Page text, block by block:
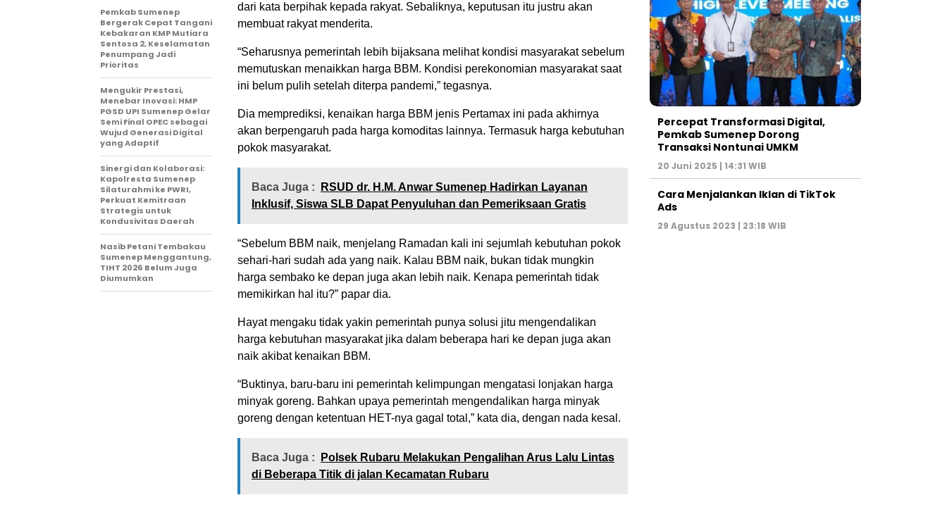
dari kata berpihak kepada rakyat. Sebaliknya, keputusan itu justru akan
membuat rakyat menderita.
“Seharusnya pemerintah lebih bijaksana melihat kondisi masyarakat sebelum
memutuskan menaikkan harga BBM. Kondisi perekonomian masyarakat saat
ini belum pulih setelah diterpa pandemi,” tegasnya.
Dia memprediksi, kenaikan harga BBM jenis Pertamax ini pada akhirnya
akan berpengaruh pada harga komoditas lainnya. Termasuk harga kebutuhan
pokok masyarakat.
Baca Juga :
RSUD dr. H.M. Anwar Sumenep Hadirkan Layanan
Inklusif, Siswa SLB Dapat Penyuluhan dan Pemeriksaan Gratis
“Sebelum BBM naik, menjelang Ramadan kali ini sejumlah kebutuhan pokok
sehari-hari sudah ada yang naik. Kalau BBM naik, bukan tidak mungkin
harga sembako ke depan juga akan lebih naik. Kenapa pemerintah tidak
memikirkan hal itu?” papar dia.
Hayat mengaku tidak yakin pemerintah punya solusi jitu mengendalikan
harga kebutuhan masyarakat jika dalam beberapa hari ke depan juga akan
naik akibat kenaikan BBM.
“Buktinya, baru-baru ini pemerintah kelimpungan mengatasi lonjakan harga
minyak goreng. Bahkan upaya pemerintah mengendalikan harga minyak
goreng dengan ketentuan HET-nya gagal total,” kata dia, dengan nada kesal.
Baca Juga :
Polsek Rubaru Melakukan Pengalihan Arus Lalu Lintas
di Beberapa Titik di jalan Kecamatan Rubaru
Pemkab Sumenep
Bergerak Cepat Tangani
Kebakaran KMP Mutiara
Sentosa 2, Keselamatan
Penumpang Jadi
Prioritas
Mengukir Prestasi,
Menebar Inovasi: HMP
PGSD UPI Sumenep Gelar
Semi Final OPEC sebagai
Wujud Generasi Digital
yang Adaptif
Sinergi dan Kolaborasi:
Kapolresta Sumenep
Silaturahmi ke PWRI,
Perkuat Kemitraan
Strategis untuk
Kondusivitas Daerah
Nasib Petani Tembakau
Sumenep Menggantung,
TIHT 2026 Belum Juga
Diumumkan
Percepat Transformasi Digital,
Pemkab Sumenep Dorong
Transaksi Nontunai UMKM
20 Juni 2025 | 14:31 WIB
Cara Menjalankan Iklan di TikTok
Ads
29 Agustus 2023 | 23:18 WIB